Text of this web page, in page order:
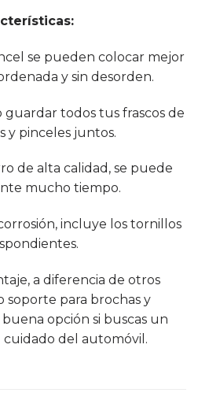
se pueden colocar mejor
y sin desorden.
guardar todos tus frascos de
y pinceles juntos.
de alta calidad, se puede
mucho tiempo.
incluye los tornillos
a diferencia de otros
soporte para brochas y
opción si buscas un
cuidado del automóvil.